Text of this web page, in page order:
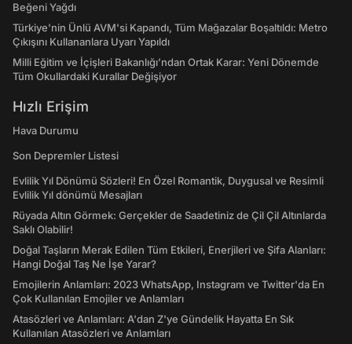
Beğeni Yağdı
Türkiye'nin Ünlü AVM'si Kapandı, Tüm Mağazalar Boşaltıldı: Metro
Çıkışını Kullananlara Uyarı Yapıldı
Milli Eğitim ve İçişleri Bakanlığı’ndan Ortak Karar: Yeni Dönemde
Tüm Okullardaki Kurallar Değişiyor
Hızlı Erişim
Hava Durumu
Son Depremler Listesi
Evlilik Yıl Dönümü Sözleri! En Özel Romantik, Duygusal ve Resimli
Evlilik Yıl dönümü Mesajları
Rüyada Altın Görmek: Gerçekler de Saadetiniz de Çil Çil Altınlarda
Saklı Olabilir!
Doğal Taşların Merak Edilen Tüm Etkileri, Enerjileri ve Şifa Alanları:
Hangi Doğal Taş Ne İşe Yarar?
Emojilerin Anlamları: 2023 WhatsApp, Instagram ve Twitter'da En
Çok Kullanılan Emojiler ve Anlamları
Atasözleri ve Anlamları: A'dan Z'ye Gündelik Hayatta En Sık
Kullanılan Atasözleri ve Anlamları